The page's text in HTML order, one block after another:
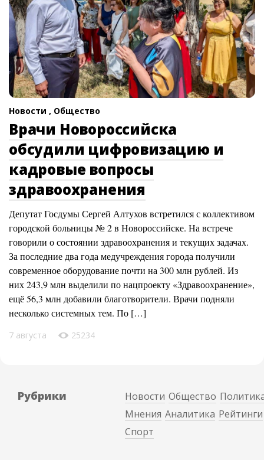
Новости , Общество
Врачи Новороссийска
обсудили цифровизацию и
кадровые вопросы
здравоохранения
Депутат Госдумы Сергей Алтухов встретился с коллективом
городской больницы № 2 в Новороссийске. На встрече
говорили о состоянии здравоохранения и текущих задачах.
За последние два года медучреждения города получили
современное оборудование почти на 300 млн рублей. Из
них 243,9 млн выделили по нацпроекту «Здравоохранение»,
ещё 56,3 млн добавили благотворители. Врачи подняли
несколько системных тем. По […]
7 августа 25234
Рубрики Новости Общество
Мнения Аналитика Рейтинги
Спорт